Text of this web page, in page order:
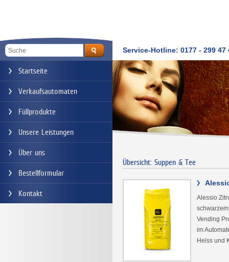
Service-Hotline: 0177 - 299 47
Startseite
Verkaufsautomaten
Füllprodukte
Unsere Leistungen
Über uns
Bestellformular
Kontakt
Übersicht: Suppen & Tee
>
Alessio
Vending
im
Heiss und